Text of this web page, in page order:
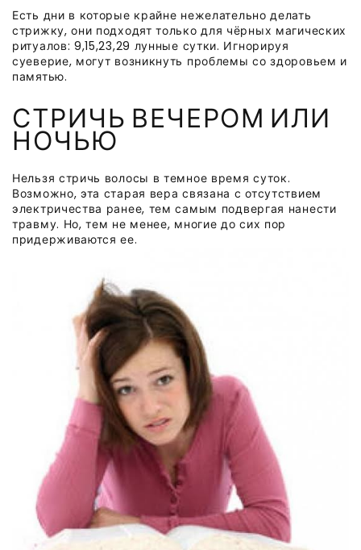
Есть дни в которые крайне нежелательно делать
стрижку, они подходят только для чёрных магических
ритуалов: 9,15,23,29 лунные сутки. Игнорируя
суеверие, могут возникнуть проблемы со здоровьем и
памятью.
СТРИЧЬ ВЕЧЕРОМ ИЛИ
НОЧЬЮ
Нельзя стричь волосы в темное время суток.
Возможно, эта старая вера связана с отсутствием
электричества ранее, тем самым подвергая нанести
травму. Но, тем не менее, многие до сих пор
придерживаются ее.